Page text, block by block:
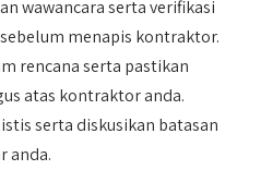
wawancara serta verifikasi
menapis kontraktor.
rencana serta pastikan
atas kontraktor anda.
serta diskusikan batasan
anda.